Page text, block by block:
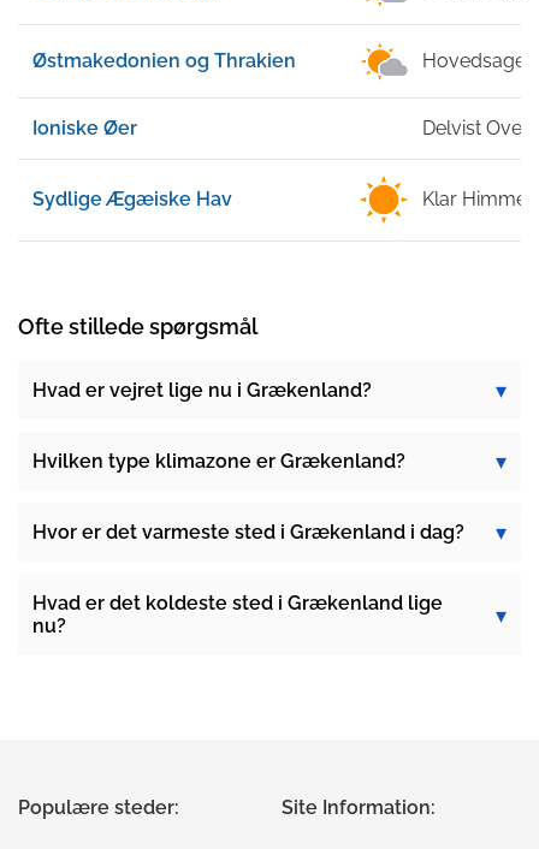
Østmakedonien og Thrakien
Ioniske Øer Delvist
Sydlige Ægæiske Hav Klar Himmel
Ofte stillede spørgsmål
Hvad er vejret lige nu i Grækenland?
Hvilken type klimazone er Grækenland?
Hvor er det varmeste sted i Grækenland i dag?
Hvad er det koldeste sted i Grækenland lige
nu?
Populære steder: Site Information: